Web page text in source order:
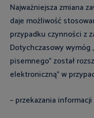
Najważniejsza zmiana
daje możliwość
przypadku czynności z
Dotychczasowy wymóg
pisemnego” został
elektroniczną” w
– przekazania